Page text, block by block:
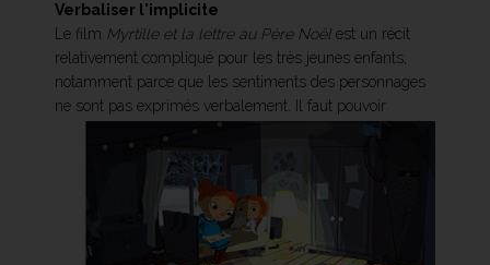
Verbaliser l'implicite
Le film Myrtille et la lettre au Père Noël est un récit
relativement compliqué pour les très jeunes enfants,
notamment parce que les sentiments des personnages
ne sont pas exprimés verbalement.
Il faut pouvoir